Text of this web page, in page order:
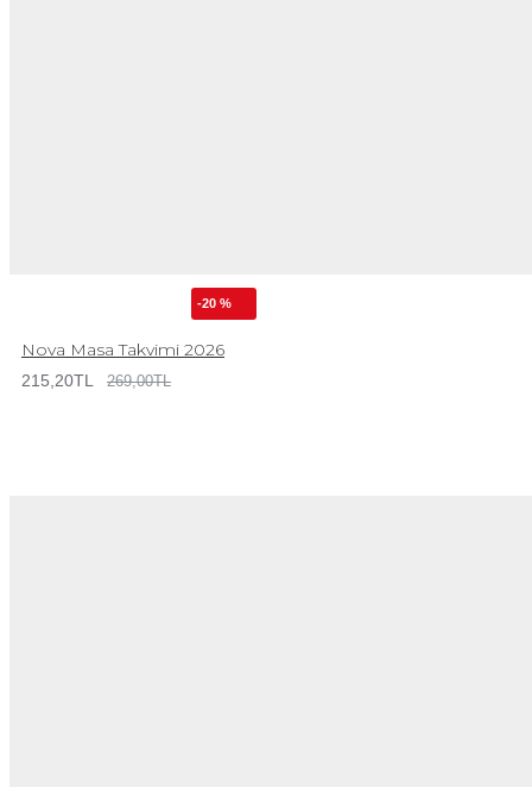
-20 %
Nova Masa Takvimi 2026
215,20TL 269,00TL